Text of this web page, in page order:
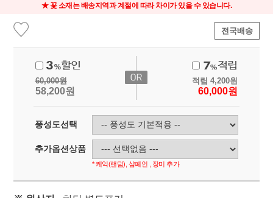
★ 꽃 소재는 배송지역과 계절에 따라 차이가 있을 수 있습니다.
전국배송
60,000원
58,200원
적립 4,200원
60,000원
풍성도선택
추가옵션상품
* 케익(랜덤), 샴페인 , 장미 추가